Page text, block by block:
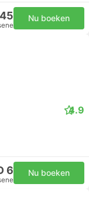
Nu boeken
4.9
6 Nu boeken